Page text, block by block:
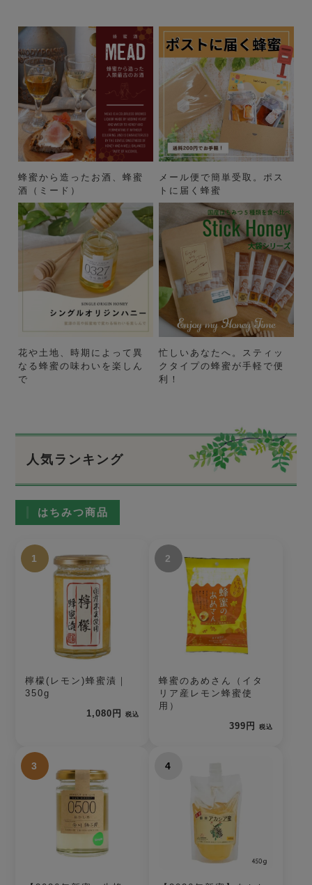
蜂蜜から造ったお酒、蜂蜜
酒（ミード）
メール便で簡単受取。ポス
トに届く蜂蜜
花や土地、時期によって異
なる蜂蜜の味わいを楽しん
で
忙しいあなたへ。スティッ
クタイプの蜂蜜が手軽で便
利！
人気ランキング
はちみつ商品
1
檸檬(レモン)蜂蜜漬｜
350g
1,080円
税込
2
蜂蜜のあめさん（イタ
リア産レモン蜂蜜使
用）
399円
税込
3 4